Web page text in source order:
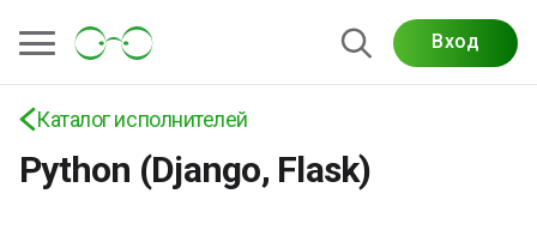
Вход
Каталог исполнителей
Python (Django, Flask)